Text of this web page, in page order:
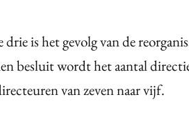
is het gevolg van de
besluit wordt het aantal
van zeven naar vijf.